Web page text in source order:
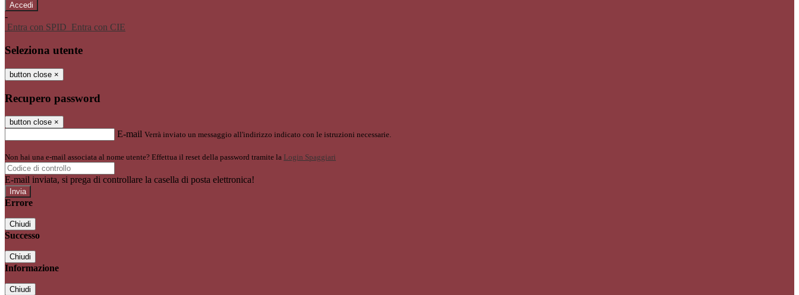
-
Entra con SPID Entra con CIE
Seleziona utente
button close ×
Recupero password
button close ×
E-mail Verrà inviato un messaggio all'indirizzo indicato con le istruzioni necessarie.
Non hai una e-mail associata al nome utente? Effettua il reset della password tramite la Login Spaggiari
E-mail inviata, si prega di controllare la casella di posta elettronica!
Errore
Chiudi
Successo
Chiudi
Informazione
Chiudi